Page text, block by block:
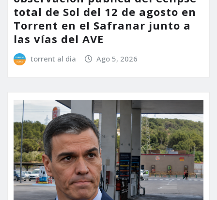
total de Sol del 12 de agosto en
Torrent en el Safranar junto a
las vías del AVE
torrent al dia Ago 5, 2026